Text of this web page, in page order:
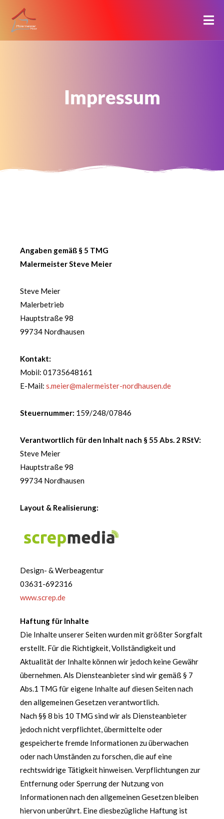
Impressum
Angaben gemäß § 5 TMG
Malermeister Steve Meier
Steve Meier
Malerbetrieb
Hauptstraße 98
99734 Nordhausen
Kontakt:
Mobil: 01735648161
E-Mail: s.meier@malermeister-nordhausen.de
Steuernummer: 159/248/07846
Verantwortlich für den Inhalt nach § 55 Abs. 2 RStV:
Steve Meier
Hauptstraße 98
99734 Nordhausen
Layout & Realisierung:
Design- & Werbeagentur
03631-692316
www.screp.de
Haftung für Inhalte
Die Inhalte unserer Seiten wurden mit größter Sorgfalt
erstellt. Für die Richtigkeit, Vollständigkeit und
Aktualität der Inhalte können wir jedoch keine Gewähr
übernehmen. Als Diensteanbieter sind wir gemäß § 7
Abs.1 TMG für eigene Inhalte auf diesen Seiten nach
den allgemeinen Gesetzen verantwortlich.
Nach §§ 8 bis 10 TMG sind wir als Diensteanbieter
jedoch nicht verpflichtet, übermittelte oder
gespeicherte fremde Informationen zu überwachen
oder nach Umständen zu forschen, die auf eine
rechtswidrige Tätigkeit hinweisen. Verpflichtungen zur
Entfernung oder Sperrung der Nutzung von
Informationen nach den allgemeinen Gesetzen bleiben
hiervon unberührt. Eine diesbezügliche Haftung ist